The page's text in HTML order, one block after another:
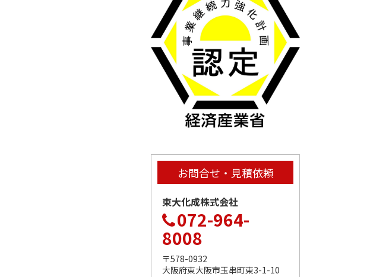
お問合せ・見積依頼
東大化成株式会社
072-964-
8008
〒578-0932
大阪府東大阪市玉串町東3-1-10